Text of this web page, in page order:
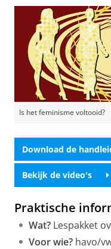
Is het feminisme voltooid?
Download de
Bekijk de video's
Praktische
Wat? Lespakket
Voor wie? havo/